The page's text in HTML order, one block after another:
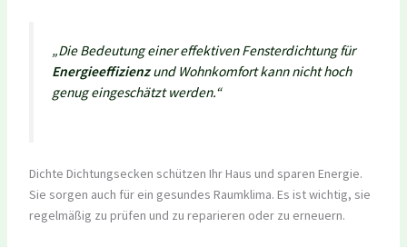
„Die Bedeutung einer effektiven Fensterdichtung für
Energieeffizienzund Wohnkomfort kann nicht hoch
genug eingeschätzt werden.“
Dichte Dichtungsecken schützen Ihr Haus und sparen Energie.
Sie sorgen auch für ein gesundes Raumklima. Es ist wichtig, sie
regelmäßig zu prüfen und zu reparieren oder zu erneuern.